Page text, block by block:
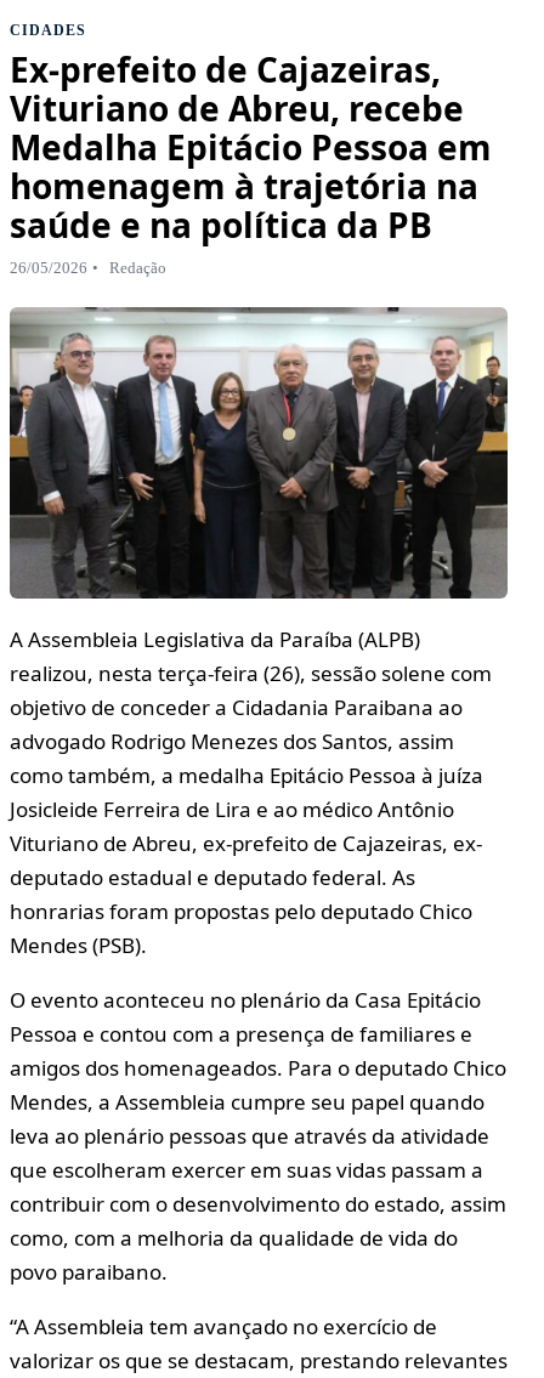
CIDADES
Ex-prefeito de Cajazeiras,
Vituriano de Abreu, recebe
Medalha Epitácio Pessoa em
homenagem à trajetória na
saúde e na política da PB
26/05/2026 Redação
A Assembleia Legislativa da Paraíba (ALPB)
realizou, nesta terça-feira (26), sessão solene com
objetivo de conceder a Cidadania Paraibana ao
advogado Rodrigo Menezes dos Santos, assim
como também, a medalha Epitácio Pessoa à juíza
Josicleide Ferreira de Lira e ao médico Antônio
Vituriano de Abreu, ex-prefeito de Cajazeiras, ex-
deputado estadual e deputado federal. As
honrarias foram propostas pelo deputado Chico
Mendes (PSB).
O evento aconteceu no plenário da Casa Epitácio
Pessoa e contou com a presença de familiares e
amigos dos homenageados. Para o deputado Chico
Mendes, a Assembleia cumpre seu papel quando
leva ao plenário pessoas que através da atividade
que escolheram exercer em suas vidas passam a
contribuir com o desenvolvimento do estado, assim
como, com a melhoria da qualidade de vida do
povo paraibano.
“A Assembleia tem avançado no exercício de
valorizar os que se destacam, prestando relevantes